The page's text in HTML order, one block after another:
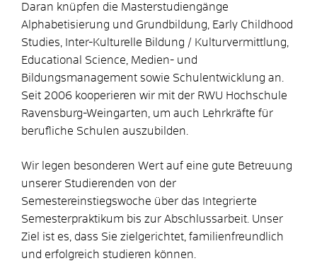
Daran knüpfen die Masterstudiengänge
Alphabetisierung und Grundbildung, Early Childhood
Studies, Inter-Kulturelle Bildung / Kulturvermittlung,
Educational Science, Medien- und
Bildungsmanagement sowie Schulentwicklung an.
Seit 2006 kooperieren wir mit der RWU Hochschule
Ravensburg-Weingarten, um auch Lehrkräfte für
berufliche Schulen auszubilden.
Wir legen besonderen Wert auf eine gute Betreuung
unserer Studierenden von der
Semestereinstiegswoche über das Integrierte
Semesterpraktikum bis zur Abschlussarbeit. Unser
Ziel ist es, dass Sie zielgerichtet, familienfreundlich
und erfolgreich studieren können.